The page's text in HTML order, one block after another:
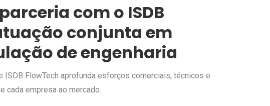
com o ISDB
conjunta em
de engenharia
ISDB FlowTech aprofunda esforços comerciais, técnicos e
cada empresa ao mercado.